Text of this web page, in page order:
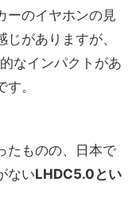
ーのイヤホンの見
がありますが、
なインパクトがあ
す。
たものの、日本で
ないLHDC5.0とい